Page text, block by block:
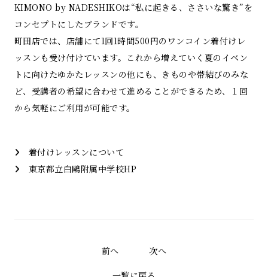
KIMONO by NADESHIKOは“私に起きる、ささいな驚き”を
コンセプトにしたブランドです。
町田店では、店舗にて1回1時間500円のワンコイン着付けレ
ッスンも受け付けています。これから増えていく夏のイベン
トに向けたゆかたレッスンの他にも、きものや帯結びのみな
ど、受講者の希望に合わせて進めることができるため、１回
から気軽にご利用が可能です。
着付けレッスンについて
東京都立白鷗附属中学校HP
前へ 次へ